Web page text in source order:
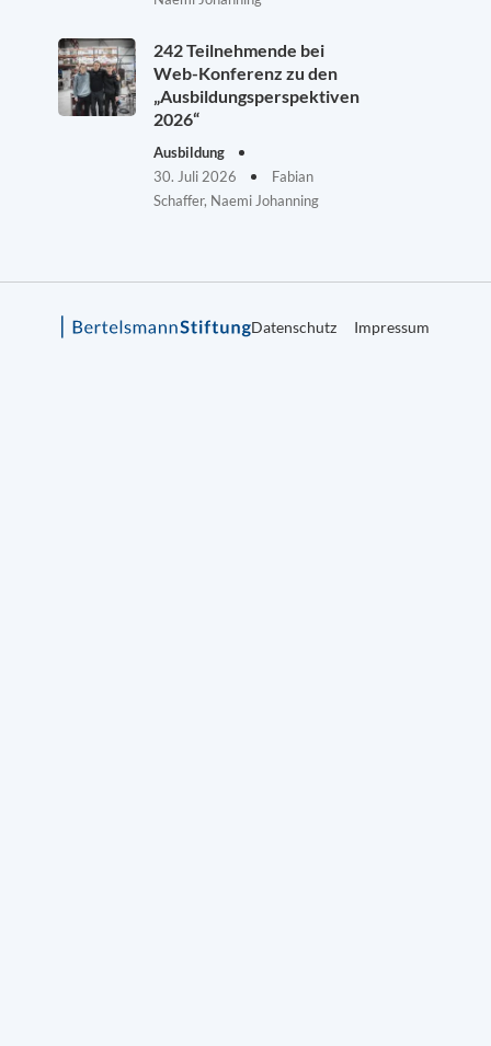
242 Teilnehmende bei
Web-Konferenz zu den
„Ausbildungsperspektiven
2026“
Ausbildung
30. Juli 2026
Fabian
Schaffer, Naemi Johanning
Datenschutz Impressum